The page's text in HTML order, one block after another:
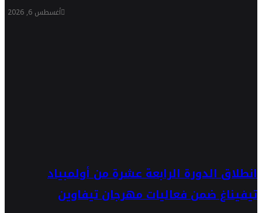
أغسطس 6, 2026
انطلاق الدورة الرابعة عشرة من أولمبياد
تيفيناغ ضمن فعاليات مهرجان تيفاوين